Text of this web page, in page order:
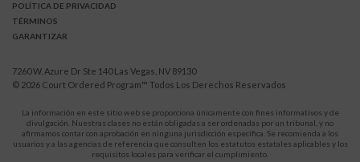
POLÍTICA DE PRIVACIDAD
TÉRMINOS
GARANTIZAR
7260 W. Azure Dr Ste 140 Las Vegas, NV 89130
© 2026 Court Ordered Program™ Todos Los Derechos Reservados
La información en este sitio web se proporciona únicamente con fines informativos y de
divulgación. Nuestras clases no están obligadas a ser ordenadas por un tribunal, y no
afirmamos contar con aprobación en ninguna jurisdicción específica. Se recomienda a los
usuarios y a las agencias de referencia que consulten los estatutos estatales aplicables y los
requisitos locales para verificar el cumplimiento.